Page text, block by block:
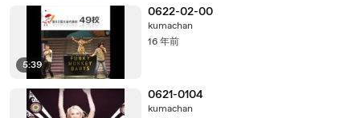
5:39
0622-02-00
kumachan
16 年前
0621-0104
kumachan